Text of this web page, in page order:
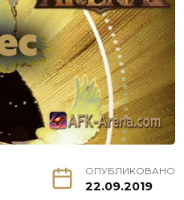
ОПУБЛИКОВАНО
22.09.2019